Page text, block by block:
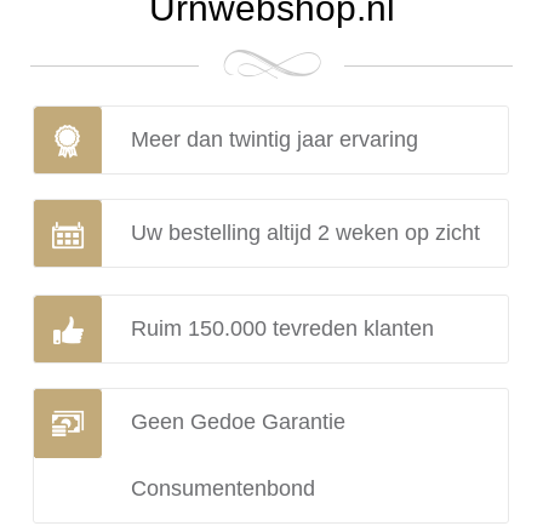
Meer dan twintig jaar ervaring
Uw bestelling altijd 2 weken op zicht
Ruim 150.000 tevreden klanten
Geen Gedoe Garantie
Consumentenbond